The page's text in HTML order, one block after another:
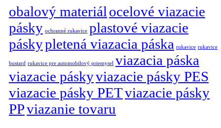
obalový materiál ocelové viazacie
pásky ochranné rukavice plastové viazacie
páskypletená viazacia páska rukavice rukavice
bustard rukavice pre automobilový priemysel viazacia páska
viazacie páskyviazacie pásky PES
viazacie pásky PETviazacie pásky
PPviazanie tovaru